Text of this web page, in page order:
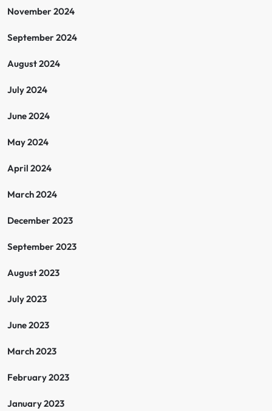
November 2024
September 2024
August 2024
July 2024
June 2024
May 2024
April 2024
March 2024
December 2023
September 2023
August 2023
July 2023
June 2023
March 2023
February 2023
January 2023